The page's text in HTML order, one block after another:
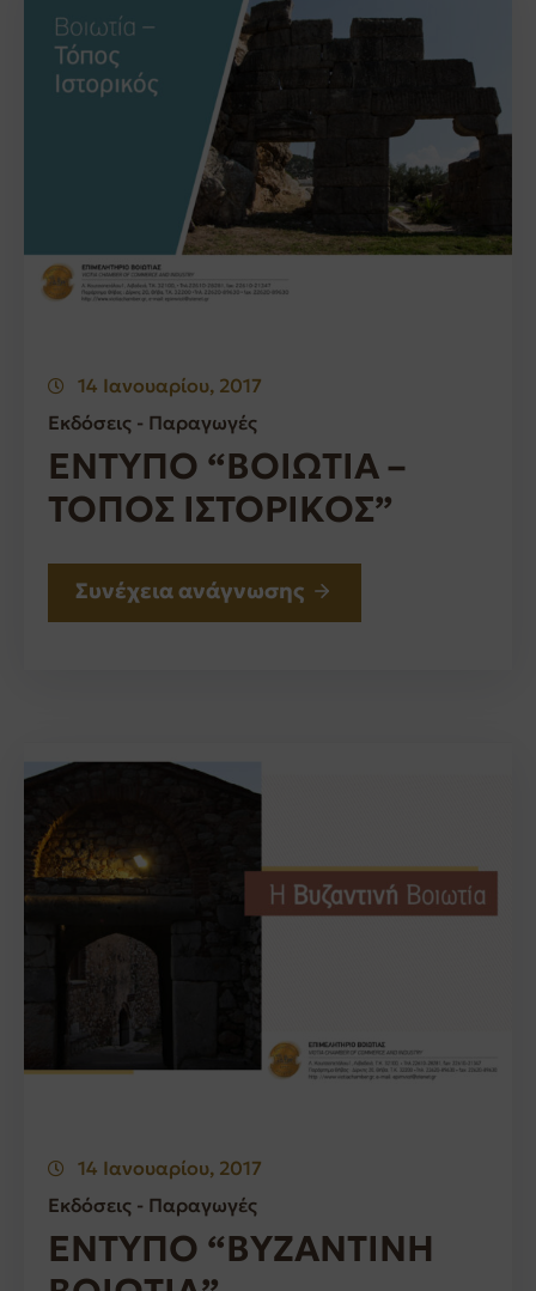
14 Ιανουαρίου, 2017
Εκδόσεις - Παραγωγές
ΕΝΤΥΠΟ “ΒΟΙΩΤΙΑ –
ΤΟΠΟΣ ΙΣΤΟΡΙΚΟΣ”
Συνέχεια ανάγνωσης
14 Ιανουαρίου, 2017
Εκδόσεις - Παραγωγές
ΕΝΤΥΠΟ “ΒΥΖΑΝΤΙΝΗ